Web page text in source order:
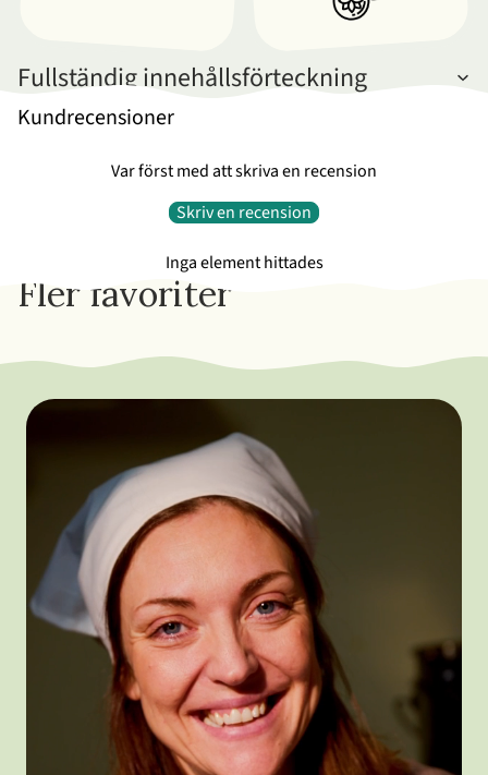
Fullständig innehållsförteckning
Kundrecensioner
Var först med att skriva en recension
Skriv en recension
Inga element hittades
Fler favoriter